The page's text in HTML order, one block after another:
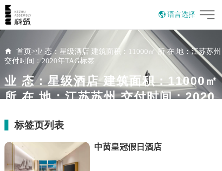
语言选择
English
首页>业 态：星级酒店 建筑面积：11000㎡ 所 在 地：江苏苏州
交付时间：2020年TAG标签
业 态：星级酒店 建筑面积：11000㎡
所 在 地：江苏苏州 交付时间：2020
标签页列表
中茵皇冠假日酒店